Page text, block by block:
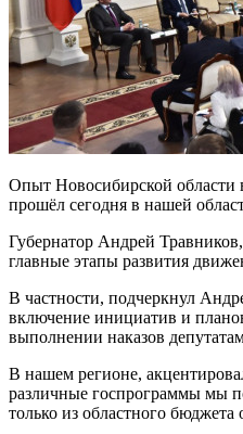
Опыт Новосибирской области
прошёл сегодня в нашей
Губернатор Андрей
главные этапы развития
В частности, подчеркнул
включение инициатив и
выполнении наказов
В нашем регионе,
различные госпрограммы мы
только из областного